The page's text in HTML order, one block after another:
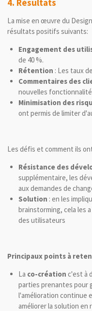
La mise en œuvre du
résultats positifs suivants:
Engagement des
de 40 %.
Rétention : Les taux
Commentaires des
nouvelles
Minimisation des
ont permis de limiter
Les défis et comment ils
Résistance des
supplémentaire, les
aux demandes de
Solution : en les
brainstorming, cela les
des utilisateurs
Principaux points à
La co-création c'est à
parties prenantes pour
l'amélioration continue
améliorer la solution